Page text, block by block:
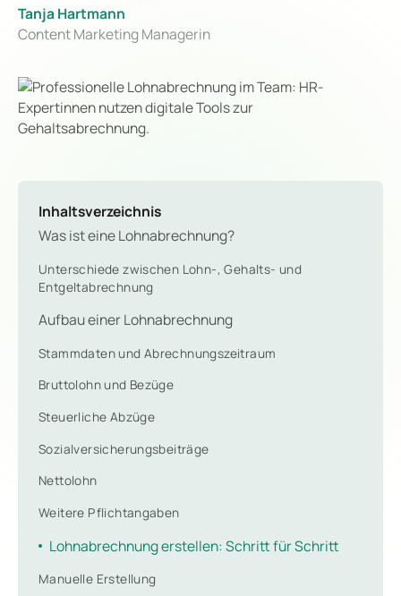
Tanja Hartmann
Content Marketing Managerin
Inhaltsverzeichnis
Was ist eine Lohnabrechnung?
Unterschiede zwischen Lohn-, Gehalts- und
Entgeltabrechnung
Aufbau einer Lohnabrechnung
Stammdaten und Abrechnungszeitraum
Bruttolohn und Bezüge
Steuerliche Abzüge
Sozialversicherungsbeiträge
Nettolohn
Weitere Pflichtangaben
Lohnabrechnung erstellen: Schritt für Schritt
Manuelle Erstellung